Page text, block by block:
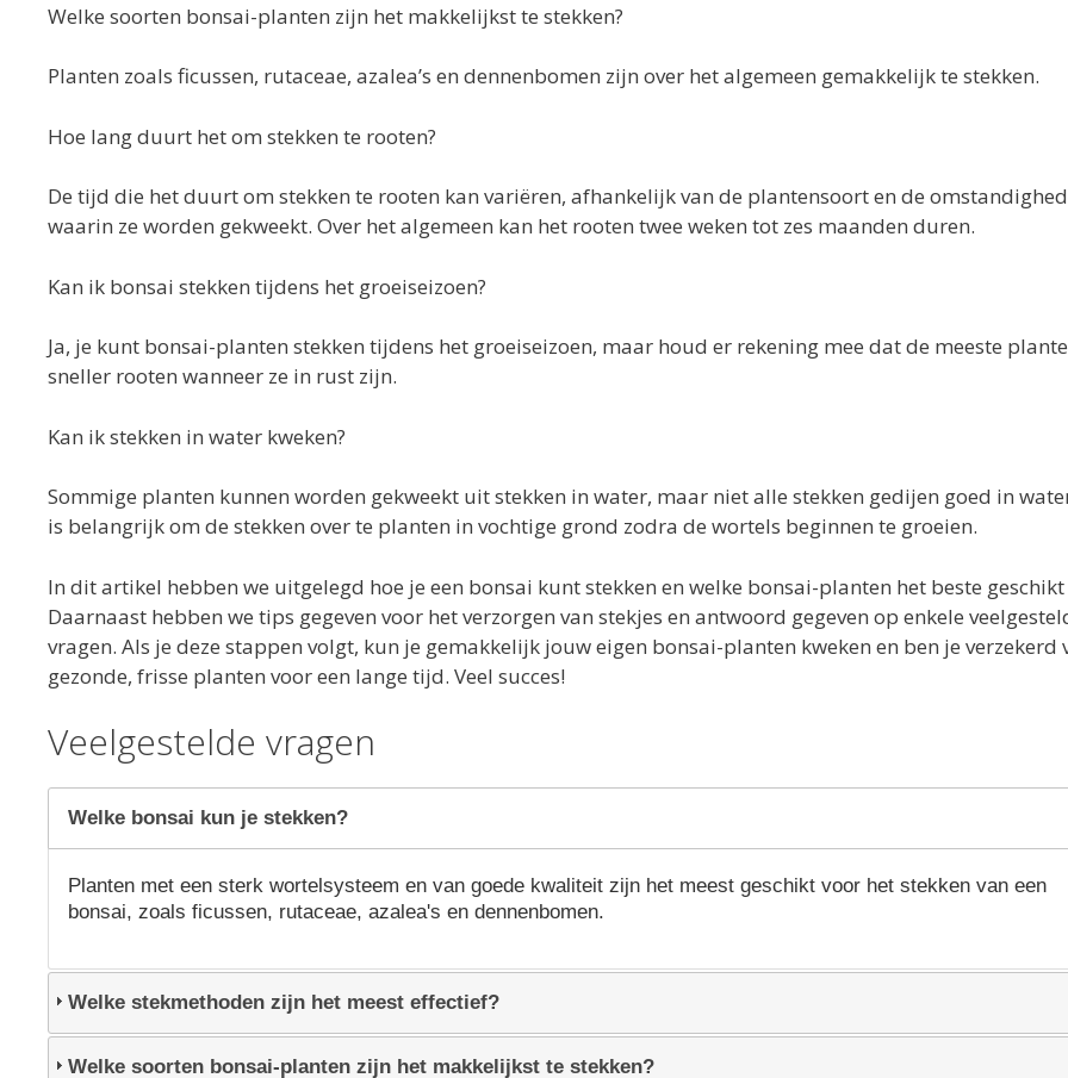
Welke soorten bonsai-planten zijn het makkelijkst te stekken?
Planten zoals ficussen, rutaceae, azalea’s en dennenbomen zijn over het algemeen gemakkelijk te stekken.
Hoe lang duurt het om stekken te rooten?
De tijd die het duurt om stekken te rooten kan variëren, afhankelijk van de plantensoort en de
waarin ze worden gekweekt. Over het algemeen kan het rooten twee weken tot zes maanden duren.
Kan ik bonsai stekken tijdens het groeiseizoen?
Ja, je kunt bonsai-planten stekken tijdens het groeiseizoen, maar houd er rekening mee dat de meeste
sneller rooten wanneer ze in rust zijn.
Kan ik stekken in water kweken?
Sommige planten kunnen worden gekweekt uit stekken in water, maar niet alle stekken gedijen goed in
is belangrijk om de stekken over te planten in vochtige grond zodra de wortels beginnen te groeien.
In dit artikel hebben we uitgelegd hoe je een bonsai kunt stekken en welke bonsai-planten het beste
Daarnaast hebben we tips gegeven voor het verzorgen van stekjes en antwoord gegeven op enkele
vragen. Als je deze stappen volgt, kun je gemakkelijk jouw eigen bonsai-planten kweken en ben je verzekerd
gezonde, frisse planten voor een lange tijd. Veel succes!
Veelgestelde vragen
Welke bonsai kun je stekken?
Planten met een sterk wortelsysteem en van goede kwaliteit zijn het meest geschikt voor het stekken van een
bonsai, zoals ficussen, rutaceae, azalea's en dennenbomen.
Welke stekmethoden zijn het meest effectief?
Welke soorten bonsai-planten zijn het makkelijkst te stekken?